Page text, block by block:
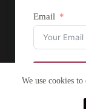
Email
We use cookies
+30
Email: